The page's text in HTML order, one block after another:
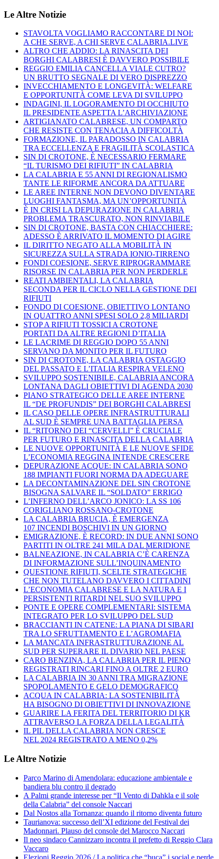
Le Altre Notizie
STAVOLTA VOGLIAMO RACCONTARE DI NOI:
A CHE SERVE, A CHI SERVE CALABRIA.LIVE
ALTRO CHE ADDIO: LA RINASCITA DEI
BORGHI CALABRESI È DAVVERO POSSIBILE
REGGIO EMILIA CANCELLA VIALE CUTRO?
UN BRUTTO SEGNALE DI VERO DISPREZZO
INVECCHIAMENTO E LONGEVITÀ: WELFARE
E OPPORTUNITÀ COME LEVA DI SVILUPPO
INDAGINI, IL LOGORAMENTO DI OCCHIUTO
IL PRESIDENTE ASPETTA L’ARCHIVIAZIONE
ARTIGIANATO CALABRESE, UN COMPARTO
CHE RESISTE CON TENACIA A DIFFICOLTÀ
FORMAZIONE, IL PARADOSSO IN CALABRIA
TRA ECCELLENZA E FRAGILITÀ SCOLASTICA
SIN DI CROTONE, È NECESSARIO FERMARE
“IL TURISMO DEI RIFIUTI” IN CALABRIA
LA CALABRIA E 55 ANNI DI REGIONALISMO
TANTE LE RIFORME ANCORA DA ATTUARE
LE AREE INTERNE NON DEVONO DIVENTARE
LUOGHI FANTASMA, MA UN’OPPORTUNITÀ
È IN CRISI LA DEPURAZIONE IN CALABRIA
PROBLEMA TRASCURATO, NON RINVIABILE
SIN DI CROTONE, BASTA CON CHIACCHIERE:
ADESSO È ARRIVATO IL MOMENTO DI AGIRE
IL DIRITTO NEGATO ALLA MOBILITÀ IN
SICUREZZA SULLA STRADA IONIO-TIRRENO
FONDI COESIONE, SERVE RIPROGRAMMARE
RISORSE IN CALABRIA PER NON PERDERLE
REATI AMBIENTALI, LA CALABRIA
SECONDA PER IL CICLO NELLA GESTIONE DEI
RIFIUTI
FONDO DI COESIONE, OBIETTIVO LONTANO
IN QUATTRO ANNI SPESI SOLO 2,8 MILIARDI
STOP A RIFIUTI TOSSICI A CROTONE
PORTATI DA ALTRE REGIONI D’ITALIA
LE LACRIME DI REGGIO DOPO 55 ANNI
SERVANO DA MONITO PER IL FUTURO
SIN DI CROTONE, LA CALABRIA OSTAGGIO
DEL PASSATO E L’ITALIA RESPIRA VELENO
SVILUPPO SOSTENIBILE, CALABRIA ANCORA
LONTANA DAGLI OBIETTIVI DI AGENDA 2030
PIANO STRATEGICO DELLE AREE INTERNE
IL “DE PROFUNDIS” DEI BORGHI CALABRESI
IL CASO DELLE OPERE INFRASTRUTTURALI
AL SUD È SEMPRE UNA BATTAGLIA PERSA
IL “RITORNO DEI “CERVELLI” È CRUCIALE
PER FUTURO E RINASCITA DELLA CALABRIA
LE NUOVE OPPORTUNITÀ E LE NUOVE SFIDE
L’ECONOMIA REGGINA INTENDE CRESCERE
DEPURAZIONE ACQUE: IN CALABRIA SONO
188 IMPIANTI FUORI NORMA DA ADEGUARE
LA DECONTAMINAZIONE DEL SIN CROTONE
BISOGNA SALVARE IL “SOLDATO” ERRIGO
L’INFERNO DELL’ARCO JONICO: LA SS 106
CORIGLIANO ROSSANO-CROTONE
LA CALABRIA BRUCIA, È EMERGENZA
107 INCENDI BOSCHIVI IN UN GIORNO
EMIGRAZIONE, È RECORD: IN DUE ANNI SONO
PARTITI IN OLTRE 241 MILA DAL MERIDIONE
BALNEAZIONE, IN CALABRIA C’È CARENZA
DI INFORMAZIONE SULL’INQUINAMENTO
QUESTIONE RIFIUTI, SCELTE STRATEGICHE
CHE NON TUTELANO DAVVERO I CITTADINI
L’ECONOMIA CALABRESE E LA NATURA E I
PERSISTENTI RITARDI NEL SUO SVILUPPO
PONTE E OPERE COMPLEMENTARI: SISTEMA
INTEGRATO PER LO SVILUPPO DEL SUD
BRACCIANTI IN CATENE: LA PIANA DI SIBARI
TRA LO SFRUTTAMENTO E L’AGROMAFIA
LA MANCATA INFRASTRUTTURAZIONE AL
SUD PER SUPERARE IL DIVARIO NEL PAESE
CARO BENZINA, LA CALABRIA PER IL PIENO
REGISTRATI RINCARI FINO A OLTRE 2 EURO
LA CALABRIA IN 30 ANNI TRA MIGRAZIONE
SPOPOLAMENTO E GELO DEMOGRAFICO
ACQUA IN CALABRIA: LA SOSTENIBILITÀ
HA BISOGNO DI OBIETTIVI DI INNOVAZIONE
GUARIRE LA FERITA DEL TERRITORIO DI KR
ATTRAVERSO LA FORZA DELLA LEGALITÀ
IL PIL DELLA CALABRIA NON CRESCE
NEL 2024 REGISTRATO A MENO 0,2%
Le Altre Notizie
Parco Marino di Amendolara: educazione ambientale e
bandiera blu contro il degrado
A Palmi grande interesse per “Il Vento di Dahkla e il sole
della Calabria” del console Naccari
Dal Nostos alla Tornanza: quando il ritorno diventa futuro
Taurianova: successo dell’XI edizione del Festival dei
Madonnari. Plauso del console del Marocco Naccari
Il neo sindaco Cannizzaro incontra il prefetto di Reggio Clara
Vaccaro
Elezioni Reggio 2026 / La politica che “buca” i social e perde